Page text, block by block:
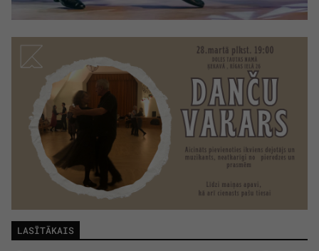
Ķekava
Mārupe
Ropaži
Salaspils
Saulkrasti
Zivju fonds
Zaļā nākotne
Iedvesmai nav vecuma
Vide
Kodols
Kontakti
Reklāma
Par laikrakstu
Privātuma politika
LASĪTĀKAIS